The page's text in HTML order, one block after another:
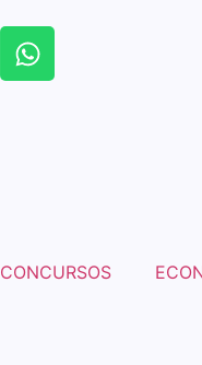
CONCURSOS